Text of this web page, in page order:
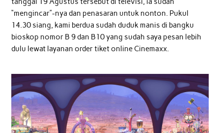
“mengincar”-nya dan penasaran untuk nonton. Pukul
14.30 siang, kami berdua sudah duduk manis di bangku
bioskop nomor B 9 dan B10 yang sudah saya pesan lebih
dulu lewat layanan order tiket online Cinemaxx.